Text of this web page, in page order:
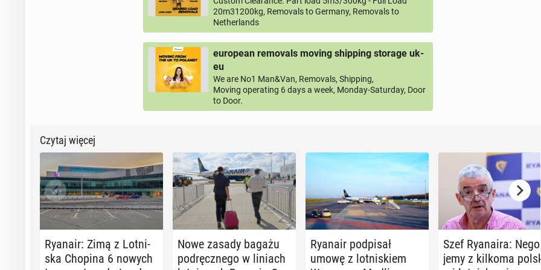
20m31200kg, Removals to Germany, Removals to
Netherlands
european removals moving shipping storage uk-
eu
We are No1 Man&Van, Removals, Shipping,
Moving operating 6 days a week, Monday-Saturday, Door
to Door.
Czytaj więcej
Ryanair: Zimą z Lot­ni­
ska Chopina 6 nowych
Nowe zasady bagażu
pod­ręcz­ne­go w liniach
Ryanair pod­pi­sał
umowę z lot­ni­skiem
Szef Ry­ana­ira:
je­my z kilkoma